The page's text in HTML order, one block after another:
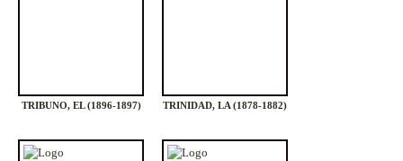
TRIBUNO, EL (1896-1897) TRINIDAD, LA (1878-1882)